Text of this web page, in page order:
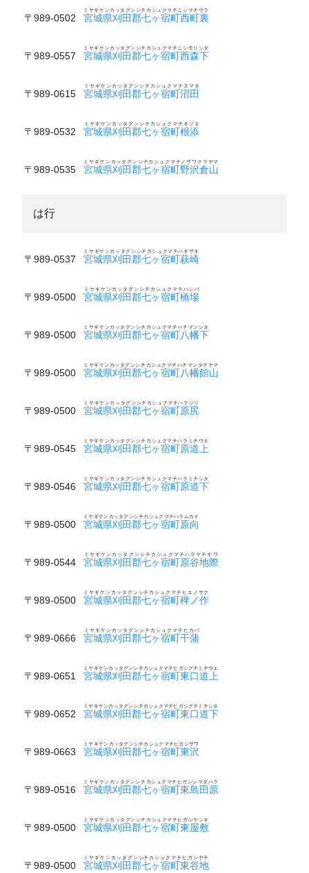
〒989-0502 宮城県刈田郡七ヶ宿町西町裏
ミヤギケンカッタグンシチカシュクマチニシマチウラ
〒989-0557 宮城県刈田郡七ヶ宿町西森下
ミヤギケンカッタグンシチカシュクマチニシモリシタ
〒989-0615 宮城県刈田郡七ヶ宿町沼田
ミヤギケンカッタグンシチカシュクマチヌマタ
〒989-0532 宮城県刈田郡七ヶ宿町根添
ミヤギケンカッタグンシチカシュクマチネゾエ
〒989-0535 宮城県刈田郡七ヶ宿町野沢倉山
ミヤギケンカッタグンシチカシュクマチノザワクラヤマ
は行
〒989-0537 宮城県刈田郡七ヶ宿町萩崎
ミヤギケンカッタグンシチカシュクマチハギザキ
〒989-0500 宮城県刈田郡七ヶ宿町橋場
ミヤギケンカッタグンシチカシュクマチハシバ
〒989-0500 宮城県刈田郡七ヶ宿町八幡下
ミヤギケンカッタグンシチカシュクマチハチマンシタ
〒989-0500 宮城県刈田郡七ヶ宿町八幡館山
ミヤギケンカッタグンシチカシュクマチハチマンタテヤマ
〒989-0500 宮城県刈田郡七ヶ宿町原尻
ミヤギケンカッタグンシチカシュクマチハラジリ
〒989-0545 宮城県刈田郡七ヶ宿町原道上
ミヤギケンカッタグンシチカシュクマチハラミチウエ
〒989-0546 宮城県刈田郡七ヶ宿町原道下
ミヤギケンカッタグンシチカシュクマチハラミチシタ
〒989-0500 宮城県刈田郡七ヶ宿町原向
ミヤギケンカッタグンシチカシュクマチハラムカイ
〒989-0544 宮城県刈田郡七ヶ宿町原谷地際
ミヤギケンカッタグンシチカシュクマチハラヤチギワ
〒989-0500 宮城県刈田郡七ヶ宿町稗ノ作
ミヤギケンカッタグンシチカシュクマチヒエノサク
〒989-0666 宮城県刈田郡七ヶ宿町干蒲
ミヤギケンカッタグンシチカシュクマチヒカバ
〒989-0651 宮城県刈田郡七ヶ宿町東口道上
ミヤギケンカッタグンシチカシュクマチヒガシグチミチウエ
〒989-0652 宮城県刈田郡七ヶ宿町東口道下
ミヤギケンカッタグンシチカシュクマチヒガシグチミチシタ
〒989-0663 宮城県刈田郡七ヶ宿町東沢
ミヤギケンカッタグンシチカシュクマチヒガシザワ
〒989-0516 宮城県刈田郡七ヶ宿町東島田原
ミヤギケンカッタグンシチカシュクマチヒガシシマダハラ
〒989-0500 宮城県刈田郡七ヶ宿町東屋敷
ミヤギケンカッタグンシチカシュクマチヒガシヤシキ
〒989-0500 宮城県刈田郡七ヶ宿町東谷地
ミヤギケンカッタグンシチカシュクマチヒガシヤチ